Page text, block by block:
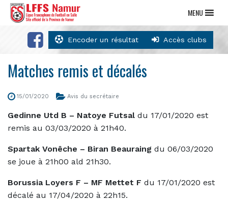
Encoder un résultat Accès clubs
MENU
Matches remis et décalés
15/01/2020 Avis du secrétaire
Gedinne Utd B – Natoye Futsal du 17/01/2020 est
remis au 03/03/2020 à 21h40.
Spartak Vonêche – Biran Beauraing du 06/03/2020
se joue à 21h00 ald 21h30.
Borussia Loyers F – MF Mettet F du 17/01/2020 est
décalé au 17/04/2020 à 22h15.